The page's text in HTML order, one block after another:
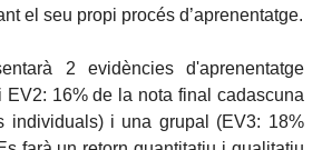
el seu propi procés d’aprenentatge.
2 evidències d'aprenentatge
16% de la nota final cadascuna
individuals) i una grupal (EV3: 18%